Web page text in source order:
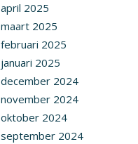
april 2025
maart 2025
februari 2025
januari 2025
december 2024
november 2024
oktober 2024
september 2024